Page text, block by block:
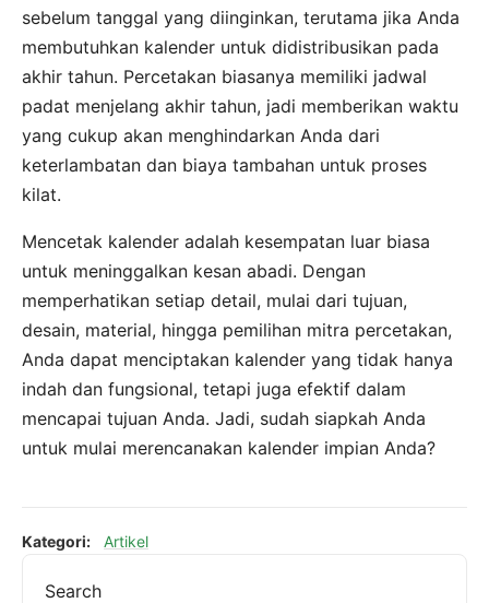
sebelum tanggal yang diinginkan, terutama jika Anda
membutuhkan kalender untuk didistribusikan pada
akhir tahun. Percetakan biasanya memiliki jadwal
padat menjelang akhir tahun, jadi memberikan waktu
yang cukup akan menghindarkan Anda dari
keterlambatan dan biaya tambahan untuk proses
kilat.
Mencetak kalender adalah kesempatan luar biasa
untuk meninggalkan kesan abadi. Dengan
memperhatikan setiap detail, mulai dari tujuan,
desain, material, hingga pemilihan mitra percetakan,
Anda dapat menciptakan kalender yang tidak hanya
indah dan fungsional, tetapi juga efektif dalam
mencapai tujuan Anda. Jadi, sudah siapkah Anda
untuk mulai merencanakan kalender impian Anda?
Kategori: Artikel
Search